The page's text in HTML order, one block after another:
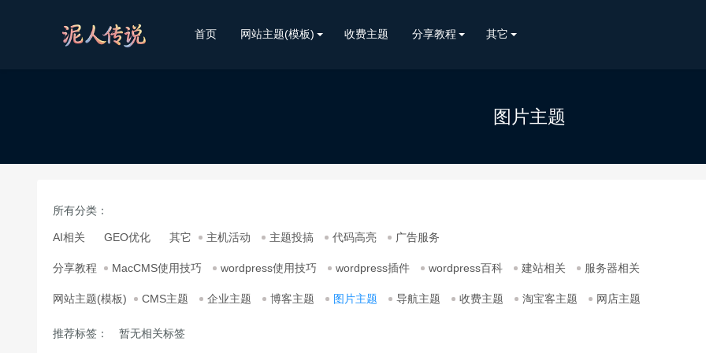
首页 网站主题(模板) 收费主题 分享教程 其它
图片主题
所有分类：
AI相关 GEO优化 其它 主机活动 主题投搞 代码高亮 广告服务
分享教程 MacCMS使用技巧 wordpress使用技巧 wordpress插件 wordpress百科 建站相关 服务器相关
网站主题(模板) CMS主题 企业主题 博客主题 图片主题 导航主题 收费主题 淘宝客主题 网店主题
推荐标签： 暂无相关标签